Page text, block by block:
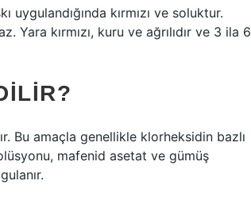
uygulandığında kırmızı ve soluktur.
kırmızı, kuru ve ağrılıdır ve 3 ila 6
Bu amaçla genellikle klorheksidin bazlı
mafenid asetat ve gümüş